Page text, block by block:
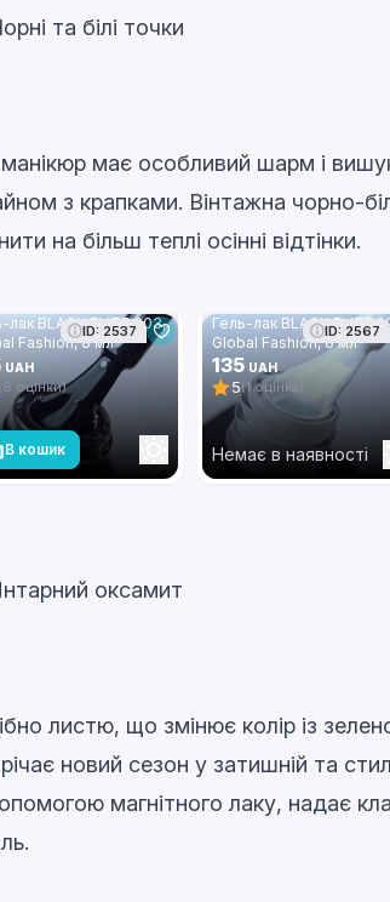
та білі точки
має особливий шарм і
з крапками. Вінтажна чорно-
на більш теплі осінні відтінки.
ID: 2537
лак BLACK ELITE 303,
Fashion, 8 мл
UAH
(6 оцінки)
В кошик
ID: 2567
Гель-лак BLACK ELITE
Global Fashion, 8 мл
135 UAH
5(1 оцінка)
Немає в наявності
оксамит
листю, що змінює колір із
новий сезон у затишній та
магнітного лаку, надає